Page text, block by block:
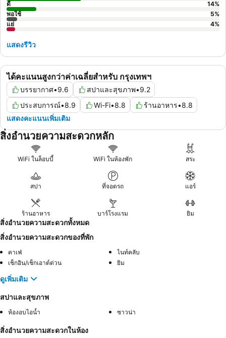
ได้คะแนนสูงกว่าค่าเฉลี่ยสำหรับ กรุงเทพฯ
บรรยากาศ•9.6 สปาและสุขภาพ•9.2
ประสบการณ์•8.9 Wi-Fi•8.8 ร้านอาหาร•8.8
แสดงคะแนนเพิ่มเติม
ดี
14%
พอใช้
5%
แย่
4%
แสดงรีวิว
สิ่งอำนวยความสะดวกหลัก
WiFi ในล็อบบี้ WiFi ในห้องพัก สระ
สปา ที่จอดรถ แอร์
ร้านอาหาร บาร์โรงแรม ยิม
สิ่งอำนวยความสะดวกทั้งหมด
สิ่งอำนวยความสะดวกของที่พัก
คาเฟ่
ไนท์คลับ
เช็กอิน/เช็กเอาต์ด่วน
ยิม
ดูเพิ่มเติม
สปาและสุขภาพ
ห้องอบไอน้ำ ซาวน่า
สิ่งอำนวยความสะดวกในห้อง